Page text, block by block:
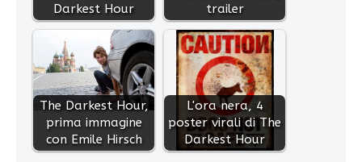
Darkest Hour
trailer
The Darkest Hour,
prima immagine
con Emile Hirsch
L'ora nera, 4
poster virali di The
Darkest Hour